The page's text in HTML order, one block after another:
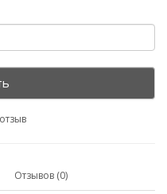
Отзывов (0)